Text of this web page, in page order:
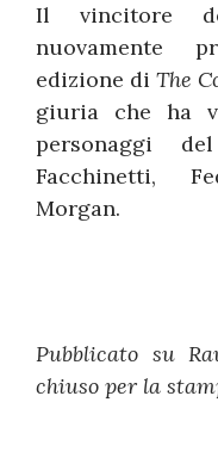
Il vincitore
nuovamente
edizione di The
giuria che ha
personaggi
Facchinetti,
Morgan.
Pubblicato su
chiuso per la